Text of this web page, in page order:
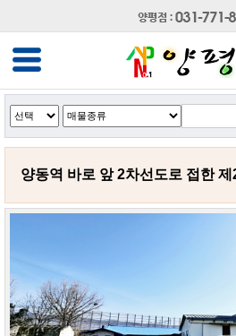
양동역 바로 앞 2차선도로 접한